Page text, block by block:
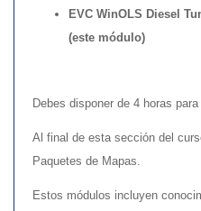
EVC WinOLS Diesel
(este módulo)
Debes disponer de 4 horas
Al final de esta sección del
Paquetes de Mapas.
Estos módulos incluyen